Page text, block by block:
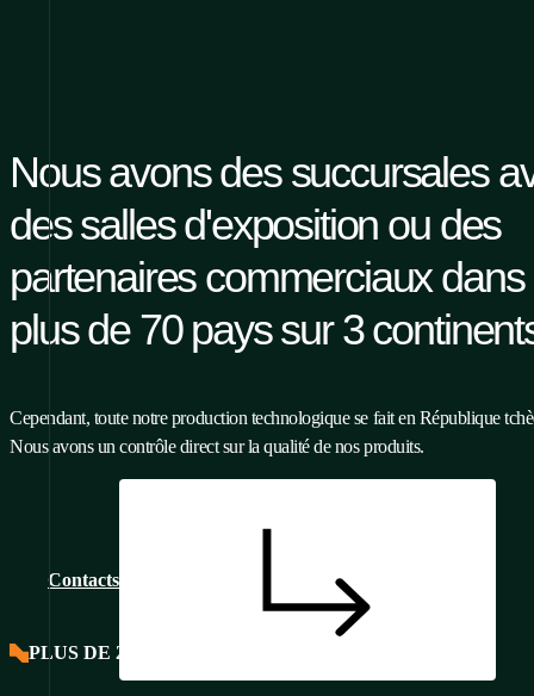
Nous avons des succursales
des salles d'exposition ou des
partenaires commerciaux dans
plus de 70 pays sur 3
Cependant, toute notre production technologique se fait en République
Nous avons un contrôle direct sur la qualité de nos produits.
Contacts
PLUS DE 26 ANS SUR LE MARCHÉ